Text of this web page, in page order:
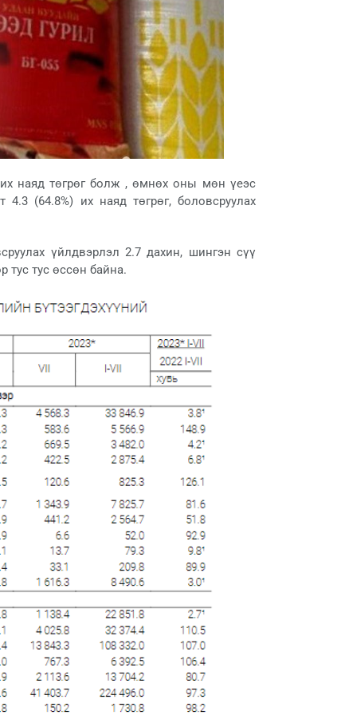
наяд төгрөг болж , өмнөх оны мөн үеэс
(64.8%) их наяд төгрөг, боловсруулах
үйлдвэрлэл 2.7 дахин, шингэн сүү
тус тус өссөн байна.